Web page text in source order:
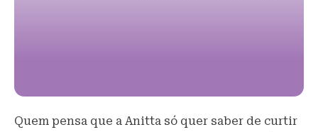
Quem pensa que a Anitta só quer saber de curtir